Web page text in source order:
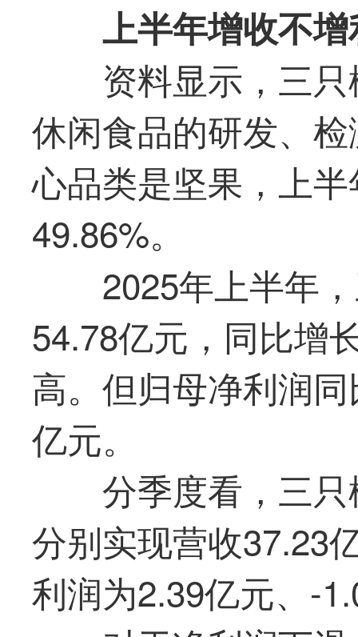
上半年增收不
资料显示， 三
休闲食品的研发、
心品类是坚果，上
49.86%。
2025年上半年，
54.78亿元，同比增
高。但归母净利润
亿元。
分季度看， 三
分别实现营收37.23
利润为2.39亿元、-